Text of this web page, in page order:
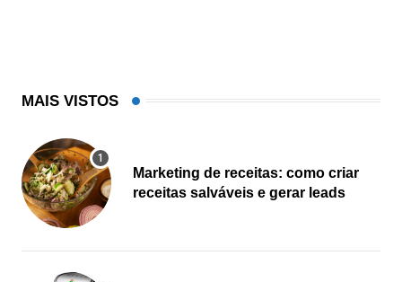
MAIS VISTOS
Marketing de receitas: como criar
receitas salváveis e gerar leads